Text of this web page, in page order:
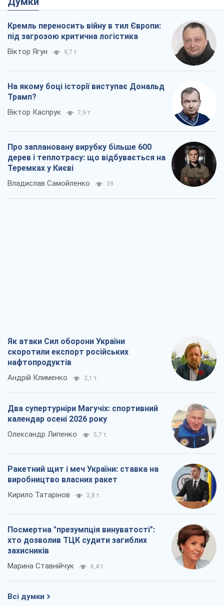
Кремль переносить війну в тил Європи:
під загрозою критична логістика
Віктор Ягун 9,7 т.
На якому боці історії виступає Дональд
Трамп?
Віктор Каспрук 7,9 т.
Про заплановану вирубку більше 600
дерев і теплотрасу: що відбувається на
Теремках у Києві
Владислав Самойленко 39
Як атаки Сил оборони України
скоротили експорт російських
нафтопродуктів
Андрій Клименко 2,1 т.
Два супертурніри Магучіх: спортивний
календар осені 2026 року
Олександр Липенко 5,7 т.
Ракетний щит і меч України: ставка на
виробництво власних ракет
Кирило Татарінов 2,8 т.
Посмертна "презумпція винуватості":
хто дозволив ТЦК судити загиблих
захисників
Марина Ставнійчук 6,4 т.
Всі думки